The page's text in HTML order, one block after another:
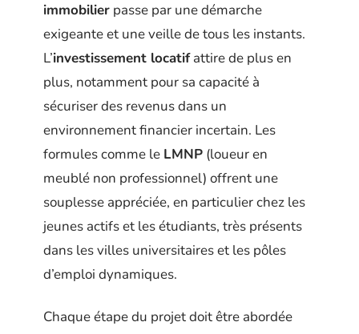
immobilier passe par une démarche
exigeante et une veille de tous les instants.
L’investissement locatifattire de plus en
plus, notamment pour sa capacité à
sécuriser des revenus dans un
environnement financier incertain. Les
formules comme le LMNP (loueur en
meublé non professionnel) offrent une
souplesse appréciée, en particulier chez les
jeunes actifs et les étudiants, très présents
dans les villes universitaires et les pôles
d’emploi dynamiques.
Chaque étape du projet doit être abordée